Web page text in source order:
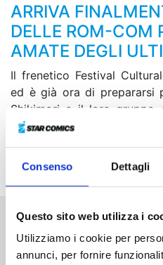
Consenso Dettagli
Questo sito web utilizza i
Utilizziamo i cookie per
annunci, per fornire
ARRIVA
DELLE ROM-COM
AMATE DEGLI
Il frenetico Festival
ed è già ora di prepararsi
Shikimori e il loro gruppo
affrontare la staffetta
correre!
Altri volumi